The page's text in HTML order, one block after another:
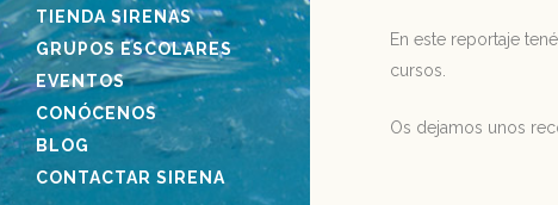
TIENDA SIRENAS
GRUPOS ESCOLARES
EVENTOS
CONÓCENOS
BLOG
CONTACTAR SIRENA
En este reportaje
cursos.
Os dejamos unos